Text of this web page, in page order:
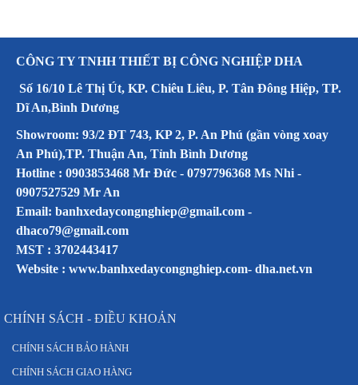
CÔNG TY TNHH THIẾT BỊ CÔNG NGHIỆP DHA
Số 16/10 Lê Thị Út, KP. Chiêu Liêu, P. Tân Đông Hiệp, TP.
Dĩ An,Bình Dương
Showroom: 93/2 ĐT 743, KP 2, P. An Phú (gần vòng xoay
An Phú),TP. Thuận An, Tỉnh Bình Dương
Hotline : 0903853468 Mr Đức - 0797796368 Ms Nhi -
0907527529 Mr An
Email: banhxedaycongnghiep@gmail.com -
dhaco79@gmail.com
MST : 3702443417
Website : www.banhxedaycongnghiep.com- dha.net.vn
CHÍNH SÁCH - ĐIỀU KHOẢN
CHÍNH SÁCH BẢO HÀNH
CHÍNH SÁCH GIAO HÀNG